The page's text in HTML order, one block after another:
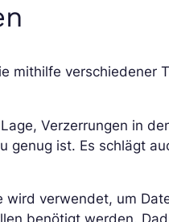
mithilfe verschiedener
Verzerrungen in
genug ist. Es schlägt
wird verwendet, um
benötigt werden.